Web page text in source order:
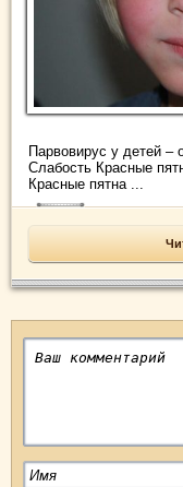
Парвовирус у детей –
Слабость Красные
Красные пятна ...